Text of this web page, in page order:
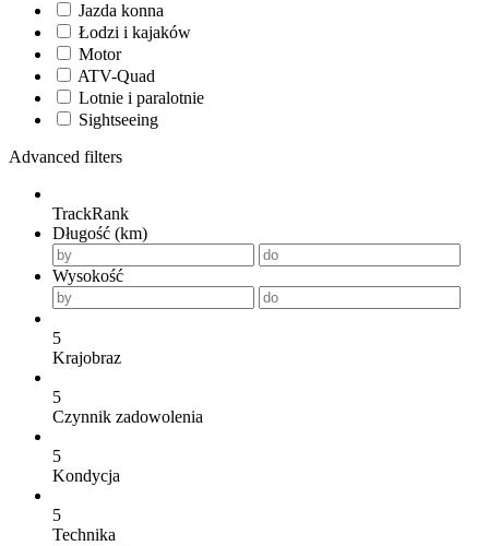
Jazda konna
Łodzi i kajaków
Motor
ATV-Quad
Lotnie i paralotnie
Sightseeing
Advanced filters
TrackRank
Długość (km)
Wysokość
5
Krajobraz
5
Czynnik zadowolenia
5
Kondycja
5
Technika